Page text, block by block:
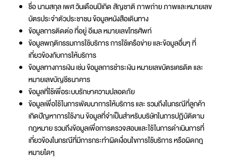
ชื่อ นามสกุล เพศ วันเดือนปีเกิด สัญชาติ ภาพถ่าย ภาพและหมายเลข
บัตรประจำตัวประชาชน ข้อมูลหนังสือเดินทาง
ข้อมูลการติดต่อ ที่อยู่ อีเมล หมายเลขโทรศัพท์
ข้อมูลพฤติกรรมการใช้บริการ การใช้เครือข่าย และข้อมูลอื่นๆ ที่
เกี่ยวข้องกับการให้บริการ
ข้อมูลทางการเงิน เช่น ข้อมูลการชำระเงิน หมายเลขบัตรเครดิต และ
หมายเลขบัญชีธนาคาร
ข้อมูลที่ใช้เพื่อระบบรักษาความปลอดภัย
ข้อมูลเพื่อใช้ในการพัฒนาการให้บริการ และ รวมถึงในกรณีที่ลูกค้า
เกิดปัญหาการใช้งาน ข้อมูลที่จำเป็นสำหรับบริษัทในการปฏิบัติตาม
กฎหมาย รวมถึงข้อมูลเพื่อการตรวจสอบและใช้ในการดำเนินการที่
เกี่ยวข้องในกรณีที่มีการกระทำผิดเงื่อนไขการใช้บริการ หรือผิดกฎ
หมายใดๆ